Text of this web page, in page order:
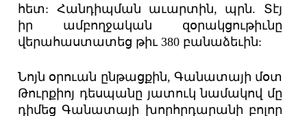
հետ: Հանդիպման աւարտին, պրն. Տէյ
իր ամբողջական զօրակցութիւնը
վերահաստատեց թիւ 380 բանաձեւին:
Նոյն օրուան ընթացքին, Գանատայի մօտ
Թուրքիոյ դեսպանը յատուկ նամակով մը
դիմեց Գանատայի խորհրդարանի բոլոր